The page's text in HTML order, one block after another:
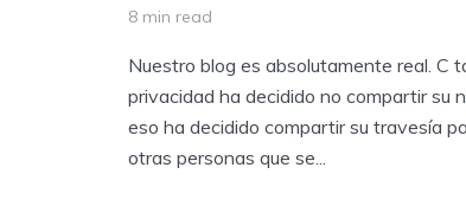
8 min read
Nuestro blog es absolutamente real. C
privacidad ha decidido no compartir su
eso ha decidido compartir su travesía
otras personas que se...